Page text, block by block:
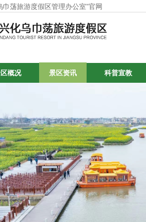
荡旅游度假区管理办公室”官网
概况 景区资讯 科普宣教